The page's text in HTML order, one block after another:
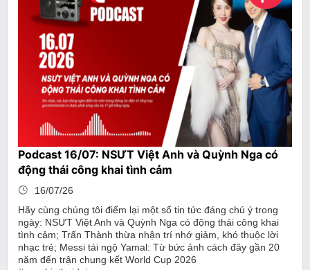
Podcast 16/07: NSƯT Việt Anh và Quỳnh Nga có
động thái công khai tình cảm
16/07/26
Hãy cùng chúng tôi điểm lại một số tin tức đáng chú ý trong
ngày: NSƯT Việt Anh và Quỳnh Nga có động thái công khai
tình cảm; Trấn Thành thừa nhận trí nhớ giảm, khó thuộc lời
nhạc trẻ; Messi tái ngộ Yamal: Từ bức ảnh cách đây gần 20
năm đến trận chung kết World Cup 2026